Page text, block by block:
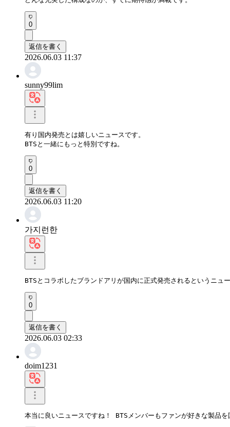
0
返信を書く
2026.06.03 11:37
sunny99lim
有り国内発売とは嬉しいニュースです。
BTSと一緒にもっと特別ですね。
0
返信を書く
2026.06.03 11:20
가지런한
BTSとコラボしたブランドアリが国内に正式発売されるというニ
0
返信を書く
2026.06.03 02:33
doim1231
本当に良いニュースですね！ BTSメンバーもファンが好きな製品